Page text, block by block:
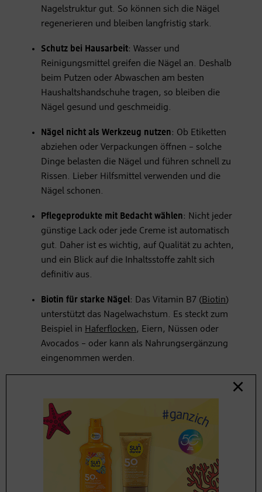
Nagelstruktur gut. So können sich die Nägel
regenerieren und bleiben langfristig stark.
Schutz bei Hausarbeit: Wasser und
Reinigungsmittel greifen die Nägel an. Deshalb
beim Putzen oder Abwaschen am besten
Haushaltshandschuhe tragen, so bleiben die
Nägel gesund und geschmeidig.
Nägel nicht als Werkzeug nutzen: Ob Etiketten
abziehen oder Verpackungen öffnen – solche
Dinge belasten die Nägel und führen schnell zu
Rissen. Lieber Hilfsmittel verwenden und die
Nägel schonen.
Pflegeprodukte mit Bedacht wählen: Nicht jeder
günstige Lack oder jede Creme ist automatisch
gut. Daher ist es wichtig, auf Qualität zu achten,
und ein Blick auf die Inhaltsstoffe zahlt sich
definitiv aus.
Biotin für starke Nägel: Das Vitamin B7 (Biotin)
unterstützt das Nagelwachstum. Es steckt zum
Beispiel in Haferflocken, Eiern, Nüssen oder
Avocados – oder kann als Nahrungsergänzung
eingenommen werden.
nicht nur der Haut gut – auch die Nägel
profitieren davon. Sie bleiben so elastischer und
brechen seltener ab.